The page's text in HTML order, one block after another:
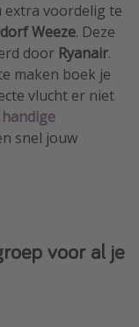
extra voordelig te
Weeze. Deze
door Ryanair.
maken boek je
vlucht er niet
handige
snel jouw
voor al je